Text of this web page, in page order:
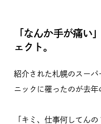
「なんか手が痛い
ェクト。
紹介された札幌のスーパ
ニックに罹ったのが去年
「キミ、仕事何してんの